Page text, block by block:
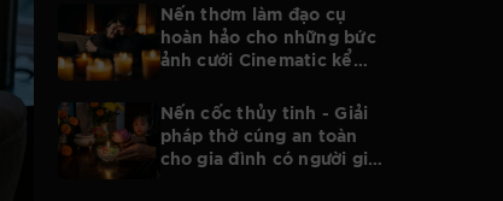
Nến thơm làm đạo cụ
hoàn hảo cho những bức
ảnh cưới Cinematic kể
Nến cốc thủy tinh - Giải
pháp thờ cúng an toàn
cho gia đình có người già